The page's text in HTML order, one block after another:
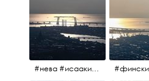
#нева #исаакий #исаакиевскийсобор #нева #васильевскийостров #адмиралтейскийрайон #финскийзалив #дворцовыймост #небонадпитером #осень2017